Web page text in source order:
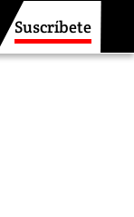
Suscríbete